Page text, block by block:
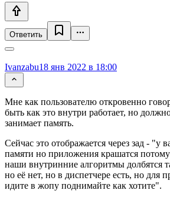
Ответить
Ivanzabu18 янв 2022 в 18:00
Мне как пользователю откровенно
быть как это внутри работает, но
занимает память.
Сейчас это отображается через зад - "у
памяти но приложения крашатся потому
наши внутринние алгоритмы долбятся
но её нет, но в диспетчере есть, но для
идите в жопу поднимайте как хотите".